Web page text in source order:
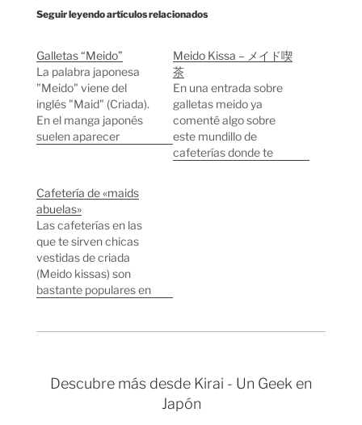
Seguir leyendo artículos relacionados
Galletas “Meido”
La palabra japonesa
"Meido" viene del
inglés "Maid" (Criada).
En el manga japonés
suelen aparecer
mucho a los japoneses.
Los dibujantes cada
vez dibujan el traje de
criada más ajustado y
la moda de las "Meido"
se está convirtiendo en
uno de…
Meido Kissa – メイド喫
茶
En una entrada sobre
galletas meido ya
comenté algo sobre
este mundillo de
cafeterías donde te
Cafetería de «maids
abuelas»
Las cafeterías en las
que te sirven chicas
vestidas de criada
(Meido kissas) son
bastante populares en
negocios basados en la
Descubre más desde Kirai - Un Geek en
Japón